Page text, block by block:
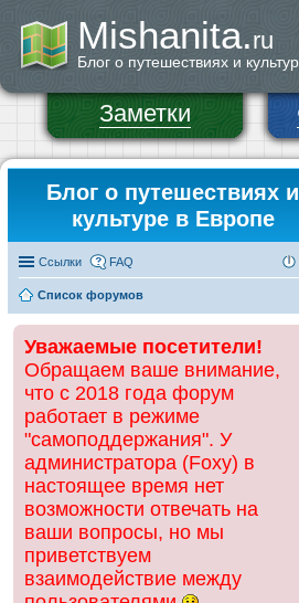
Mishanita.ru
Блог о путешествиях и
Заметки
Блог о путешествиях и
культуре в Европе
Ссылки FAQ
Список форумов
Уважаемые посетители!
Обращаем ваше внимание,
что с 2018 года форум
работает в режиме
"самоподдержания". У
администратора (Foxy) в
настоящее время нет
возможности отвечать на
ваши вопросы, но мы
приветствуем
взаимодействие между